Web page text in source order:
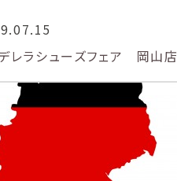
レラシューズフェア 岡山店